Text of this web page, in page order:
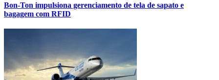
Bon-Ton impulsiona gerenciamento de tela de sapato e
bagagem com RFID